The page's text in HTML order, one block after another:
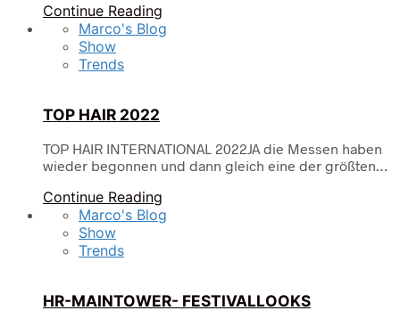
Continue Reading
Marco's Blog
Show
Trends
TOP HAIR 2022
TOP HAIR INTERNATIONAL 2022JA die Messen haben
wieder begonnen und dann gleich eine der größten…
Continue Reading
Marco's Blog
Show
Trends
HR-MAINTOWER- FESTIVALLOOKS